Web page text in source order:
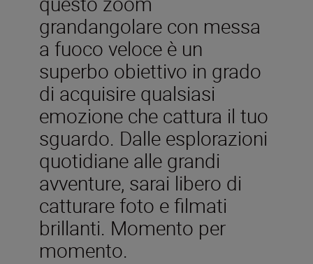
grandangolare con messa
a fuoco veloce è un
superbo obiettivo in grado
di acquisire qualsiasi
emozione che cattura il tuo
sguardo. Dalle esplorazioni
quotidiane alle grandi
avventure, sarai libero di
catturare foto e filmati
brillanti. Momento per
momento.